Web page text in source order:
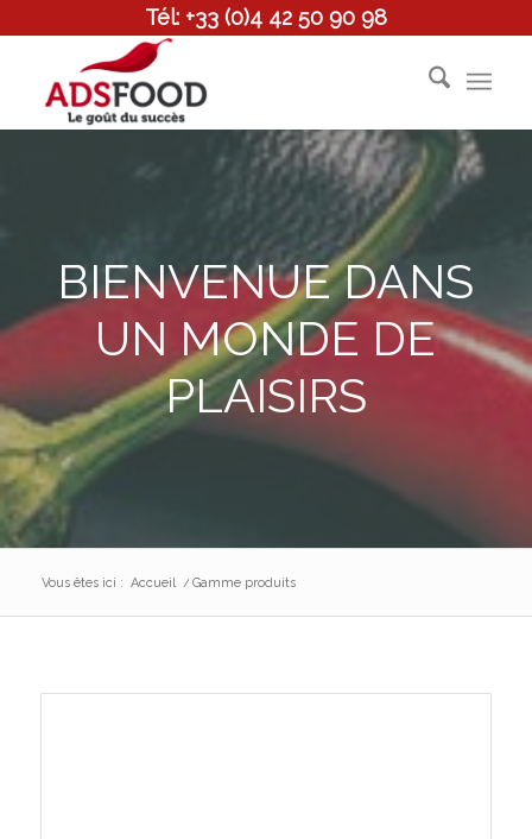
Tél: +33 (0)4 42 50 90 98
BIENVENUE DANS
UN MONDE DE
PLAISIRS
Vous êtes ici : Accueil / Gamme produits